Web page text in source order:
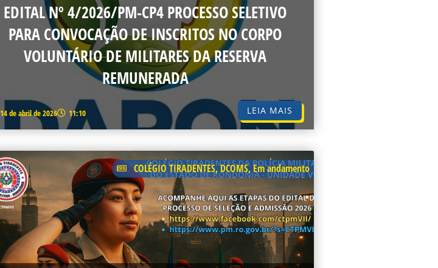
EDITAL Nº 4/2026/PM-CP4 PROCESSO SELETIVO
PARA CONVOCAÇÃO DE INSCRITOS NO CORPO
VOLUNTÁRIO DE MILITARES DA RESERVA
REMUNERADA
14 de abril de 2026 11:10 LEIA MAIS
COLÉGIO TIRADENTES,DCOMS,Em andamento